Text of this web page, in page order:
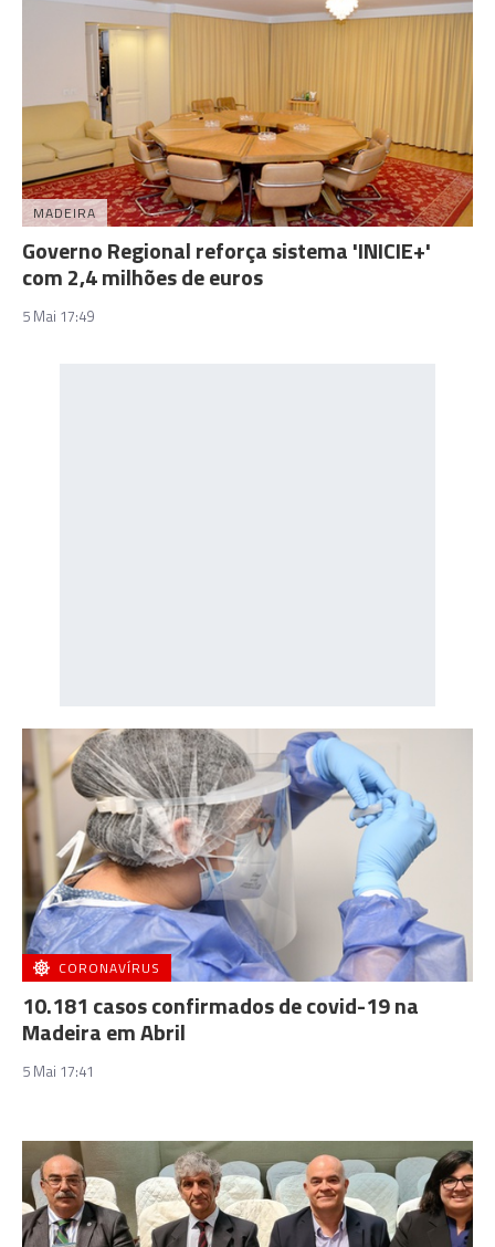
MADEIRA
Governo Regional reforça sistema 'INICIE+'
com 2,4 milhões de euros
5 Mai 17:49
CORONAVÍRUS
10.181 casos confirmados de covid-19 na
Madeira em Abril
5 Mai 17:41